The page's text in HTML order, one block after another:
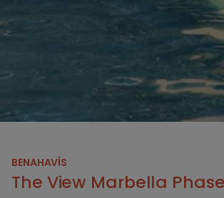
BENAHAVÍS
The View Marbella